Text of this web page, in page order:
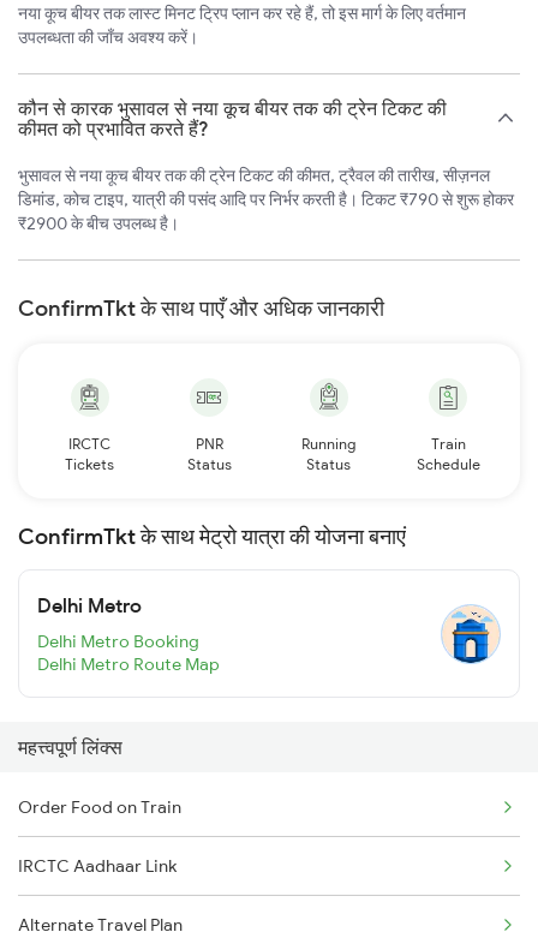
नया कूच बीयर तक लास्ट मिनट ट्रिप प्लान कर रहे हैं, तो इस मार्ग के लिए वर्तमान
उपलब्धता की जाँच अवश्य करें।
कौन से कारक भुसावल से नया कूच बीयर तक की ट्रेन टिकट की
कीमत को प्रभावित करते हैं?
भुसावल से नया कूच बीयर तक की ट्रेन टिकट की कीमत, ट्रैवल की तारीख, सीज़नल
डिमांड, कोच टाइप, यात्री की पसंद आदि पर निर्भर करती है। टिकट ₹790 से शुरू होकर
₹2900 के बीच उपलब्ध है।
ConfirmTkt के साथ पाएँ और अधिक जानकारी
IRCTC
Tickets
PNR
Status
Running
Status
Train
Schedule
ConfirmTkt के साथ मेट्रो यात्रा की योजना बनाएं
Delhi Metro
Delhi Metro Booking
Delhi Metro Route Map
महत्त्वपूर्ण लिंक्स
Order Food on Train
IRCTC Aadhaar Link
Alternate Travel Plan